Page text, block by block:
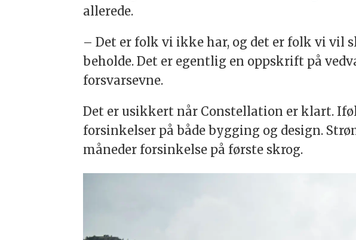
allerede.
– Det er folk vi ikke har, og det er folk vi vil
beholde. Det er egentlig en oppskrift på
forsvarsevne.
Det er usikkert når Constellation er klart.
forsinkelser på både bygging og design.
måneder forsinkelse på første skrog.